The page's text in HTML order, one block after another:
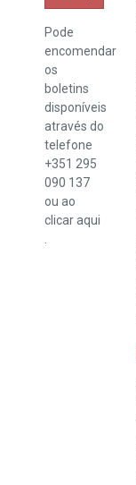
Pode
encomendar
os
boletins
disponíveis
através do
telefone
+351 295
090 137
ou ao
clicaraqui